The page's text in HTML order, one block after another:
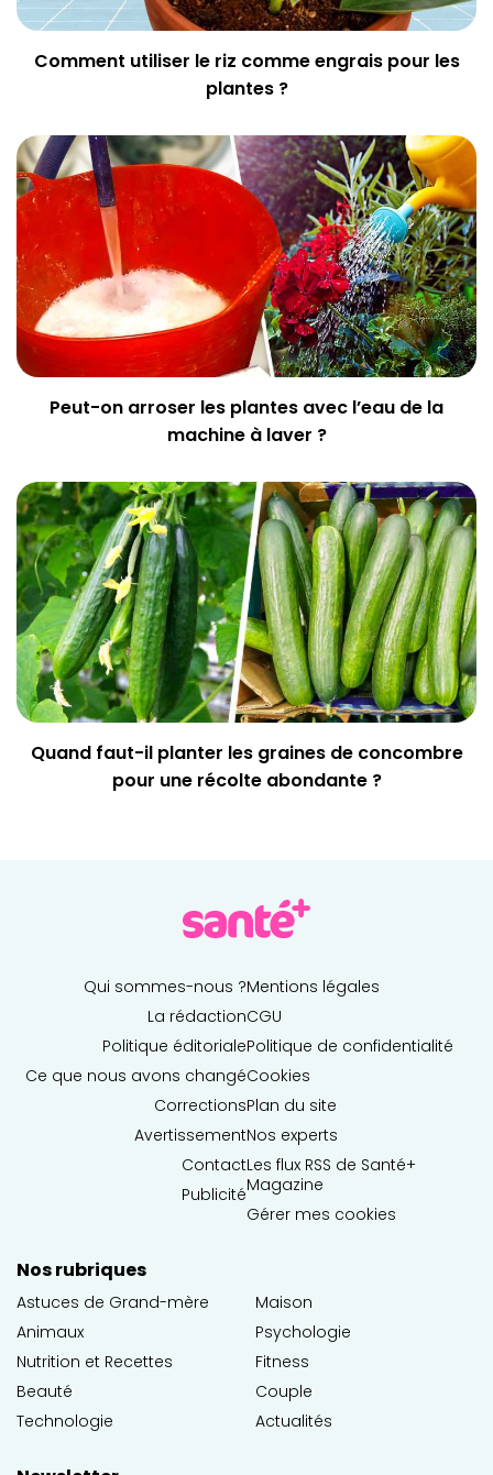
Comment utiliser le riz comme engrais pour les
plantes ?
Peut-on arroser les plantes avec l’eau de la
machine à laver ?
Quand faut-il planter les graines de concombre
pour une récolte abondante ?
Qui sommes-nous ?
La rédaction
Politique éditoriale
Ce que nous avons changé
Corrections
Avertissement
Contact
Publicité
Mentions légales
CGU
Politique de confidentialité
Cookies
Plan du site
Nos experts
Les flux RSS de Santé+
Magazine
Gérer mes cookies
Nos rubriques
Astuces de Grand-mère
Animaux
Nutrition et Recettes
Beauté
Technologie
Maison
Psychologie
Fitness
Couple
Actualités